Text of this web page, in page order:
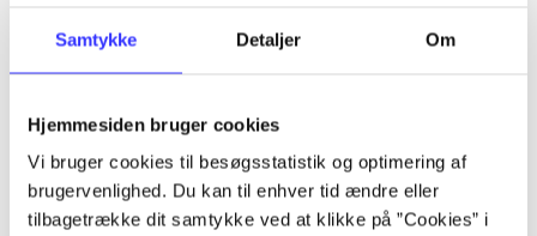
Samtykke Detaljer Om
Hjemmesiden bruger cookies
Vi bruger cookies til besøgsstatistik og optimering af
brugervenlighed. Du kan til enhver tid ændre eller
tilbagetrække dit samtykke ved at klikke på ”Cookies” i
Nyhed
lorem ipsum dolor sit amet ...
lorem ipsum dolor sit amet ...
lorem ipsum dolor sit amet ...
lorem ipsum dolor sit amet ...